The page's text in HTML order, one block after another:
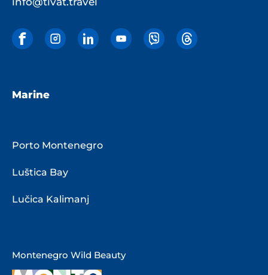
Marine
Porto Montenegro
Luštica Bay
Lučica Kalimanj
Montenegro Wild Beauty